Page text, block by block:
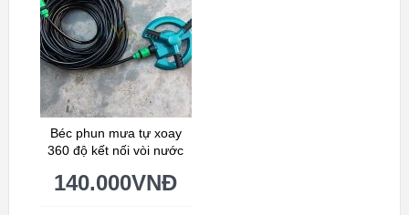
Béc phun mưa tự xoay
360 độ kết nối vòi nước
140.000VNĐ